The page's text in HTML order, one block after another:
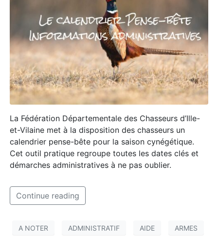
La Fédération Départementale des Chasseurs d’Ille-
et-Vilaine met à la disposition des chasseurs un
calendrier pense-bête pour la saison cynégétique.
Cet outil pratique regroupe toutes les dates clés et
démarches administratives à ne pas oublier.
Continue reading
A NOTER ADMINISTRATIF AIDE ARMES